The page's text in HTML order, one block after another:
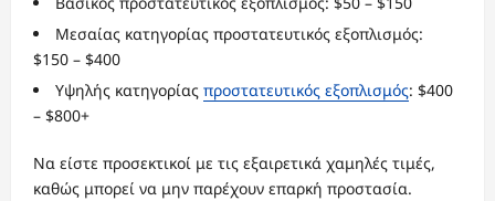
Μεσαίας κατηγορίας προστατευτικός εξοπλισμός:
$150 – $400
Υψηλής κατηγορίας προστατευτικός εξοπλισμός: $400
– $800+
Να είστε προσεκτικοί με τις εξαιρετικά χαμηλές τιμές,
καθώς μπορεί να μην παρέχουν επαρκή προστασία.